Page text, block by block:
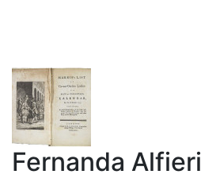
Fernanda Alfieri